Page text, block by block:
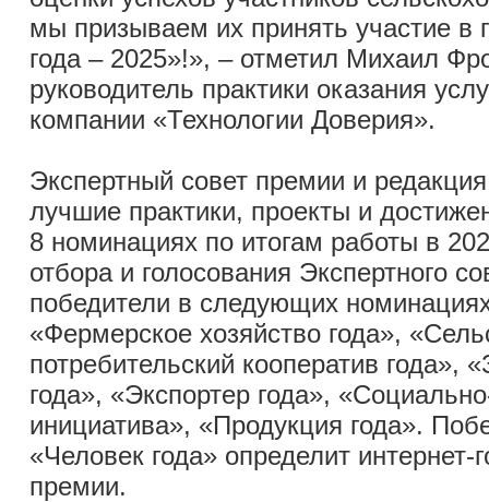
мы призываем их принять участие в
года – 2025»!», – отметил Михаил
руководитель практики оказания
компании «Технологии Доверия».
Экспертный совет премии и
лучшие практики, проекты и
8 номинациях по итогам работы в
отбора и голосования Экспертного
победители в следующих
«Фермерское хозяйство года»,
потребительский кооператив года»,
года», «Экспортер года»,
инициатива», «Продукция года».
«Человек года» определит интернет-
премии.